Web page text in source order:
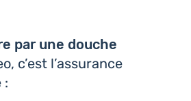
par une douche
c’est l’as­su­rance
: